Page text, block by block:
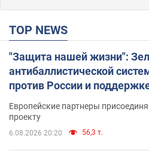
TOP NEWS
"Защита нашей жизни":
антибаллистической
против России и
Европейские партнеры
проекту
6.08.2026 20:20 56,3 т.